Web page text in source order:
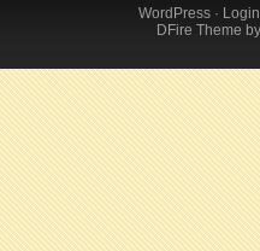
WordPress· Login
DFire Theme